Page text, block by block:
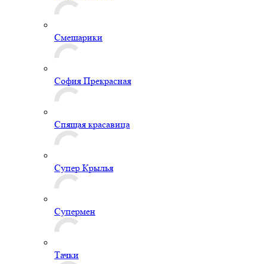
Смешарики
София Прекрасная
Спящая красавица
Супер Крылья
Супермен
Тачки